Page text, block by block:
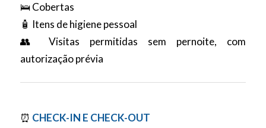
🛌 Cobertas
🧴 Itens de higiene pessoal
👥 Visitas permitidas sem pernoite, com
autorização prévia
⏰ CHECK-IN E CHECK-OUT